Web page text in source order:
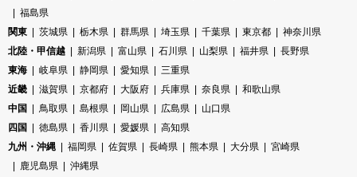
福島県
関東
茨城県 栃木県 群馬県 埼玉県 千葉県 東京都
神奈川県
北陸・甲信越
新潟県 富山県 石川県 山梨県 福井県
長野県
東海
岐阜県 静岡県 愛知県
三重県
近畿
滋賀県 京都府 大阪府 兵庫県 奈良県
和歌山県
中国
鳥取県 島根県 岡山県 広島県
山口県
四国
徳島県 香川県 愛媛県
高知県
九州・沖縄
福岡県 佐賀県 長崎県 熊本県 大分県
宮崎県
鹿児島県
沖縄県